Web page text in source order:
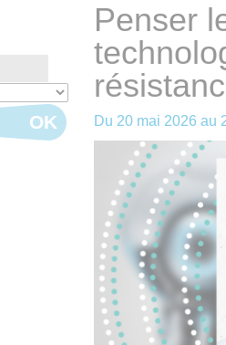
Penser
Du 20 mai 2026 au
OK